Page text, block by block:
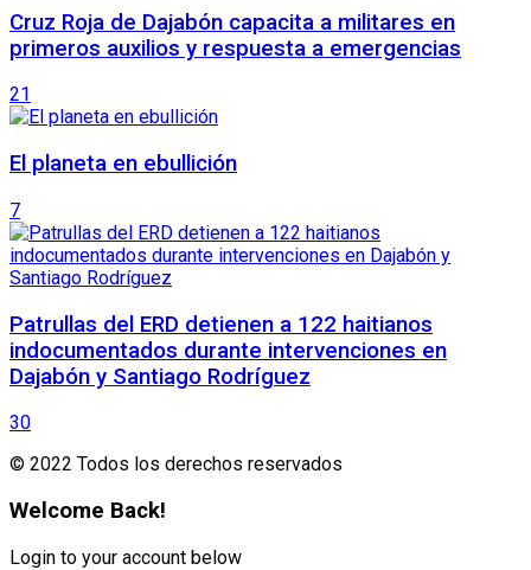
Cruz Roja de Dajabón capacita a militares en
primeros auxilios y respuesta a emergencias
21
El planeta en ebullición
7
Patrullas del ERD detienen a 122 haitianos
indocumentados durante intervenciones en
Dajabón y Santiago Rodríguez
30
© 2022 Todos los derechos reservados
Welcome Back!
Login to your account below